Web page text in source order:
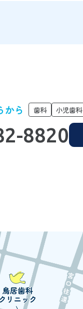
から 歯科 小児歯科
8820